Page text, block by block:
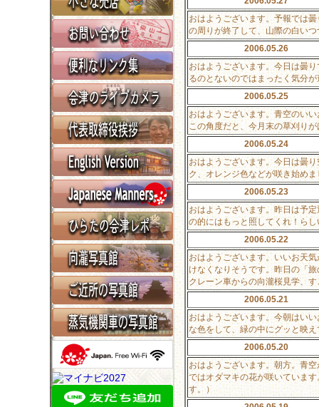
おはようございます。予報では
の周りが終了して、山際の白い
2006.05.26
おはようございます。今日は曇
るのとないのではまったく気分
2006.05.25
おはようございます。青空のい
この角度だと、今月末の草刈り
2006.05.24
おはようございます。今日は曇
ク、オレンジ色などが咲き始め
2006.05.23
おはようございます。昨日は予
の的にはもっと照してくれ！ら
2006.05.22
おはようございます。いいお天
けなくなりそうです。昨日の「
クレーン車からの向瀧桜見学、
2006.05.21
おはようございます。今朝はい
な色をして、緑の中にグッと映
2006.05.20
おはようございます。朝方。青
ではオダマキの花が咲いていま
す。）